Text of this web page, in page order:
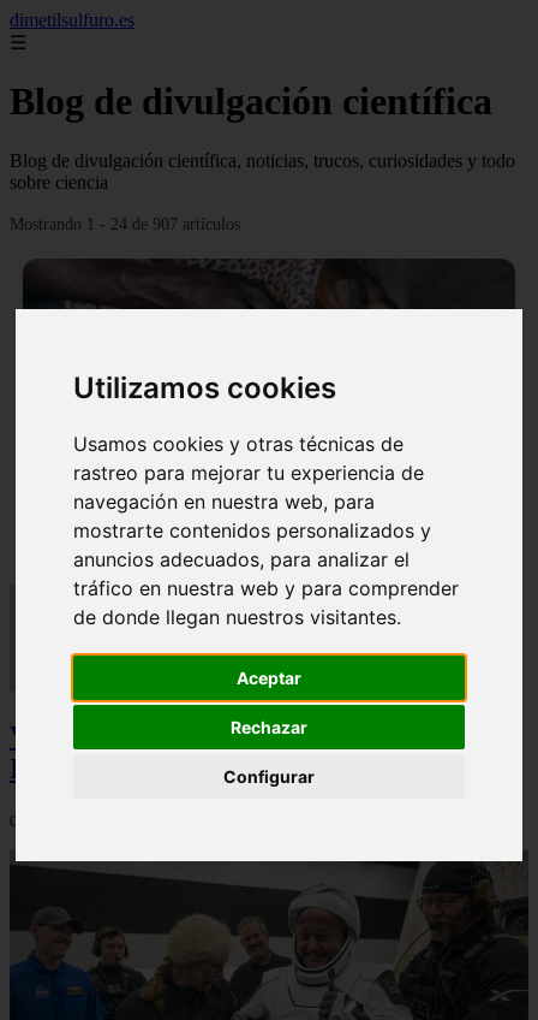
Utilizamos cookies
Usamos cookies y otras técnicas de
rastreo para mejorar tu experiencia de
navegación en nuestra web, para
mostrarte contenidos personalizados y
anuncios adecuados, para analizar el
tráfico en nuestra web y para comprender
de donde llegan nuestros visitantes.
Aceptar
Rechazar
Configurar
dimetilsulfuro.es
☰
Blog de divulgación científica
Blog de divulgación científica, noticias, trucos, curiosidades y todo
sobre ciencia
Mostrando 1 - 24 de 907 artículos
En África harán lo que parecía imposible: Utilizarán
moléculas de agua para cocinar sus alimentos
Video Advertencias desde la cúspide de la
IA: Hinton y el posible colapso social
06/03/2026